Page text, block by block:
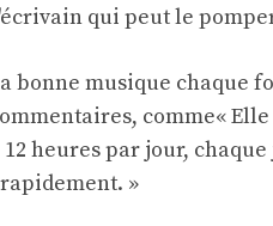
qui peut le
bonne musique chaque
comme«
heures par jour,
»